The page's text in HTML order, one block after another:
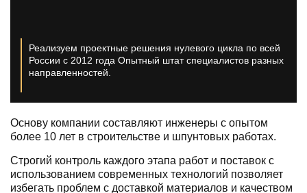
Реализуем проектные решения нулевого цикла по всей
России с 2012 года Опытный штат специалистов разных
направленностей.
Основу компании составляют инженеры с опытом
более 10 лет в строительстве и шпунтовых работах.
Строгий контроль каждого этапа работ и поставок с
использованием современных технологий позволяет
избегать проблем с доставкой материалов и качеством